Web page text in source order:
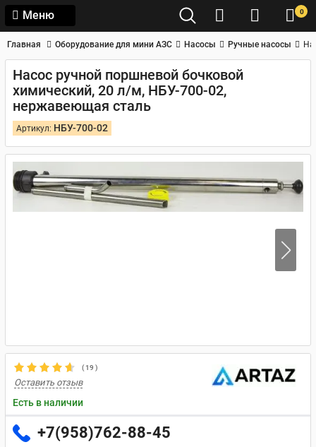
Меню 0
Главная Оборудование для мини АЗС Насосы Ручные насосы
Насос ручной поршневой бочковой
химический, 20 л/м, НБУ-700-02,
нержавеющая сталь
Артикул: НБУ-700-02
(19 )
Оставить отзыв
Есть в наличии
+7(958)762-88-45